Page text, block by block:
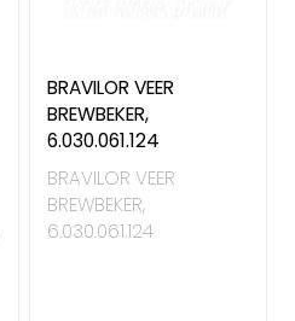
BRAVILOR VEER
BREWBEKER,
6.030.061.124
BRAVILOR VEER
BREWBEKER,
6.030.061.124